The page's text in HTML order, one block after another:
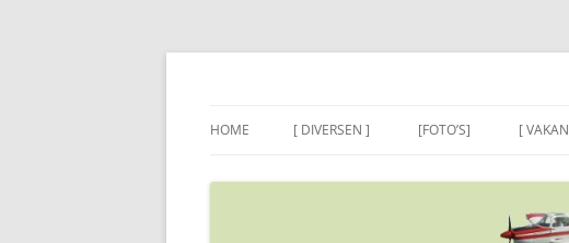
Ga
HOME [ DIVERSEN ] [FOTO’S] [